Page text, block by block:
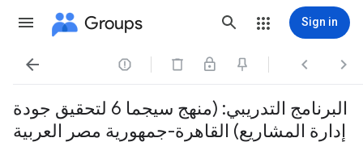
Groups Sign in
   
البرنامج التدريبي: (منهج سيجما 6 لتحقيق جودة
إدارة المشاريع) القاهرة-جمهورية مصر العربية